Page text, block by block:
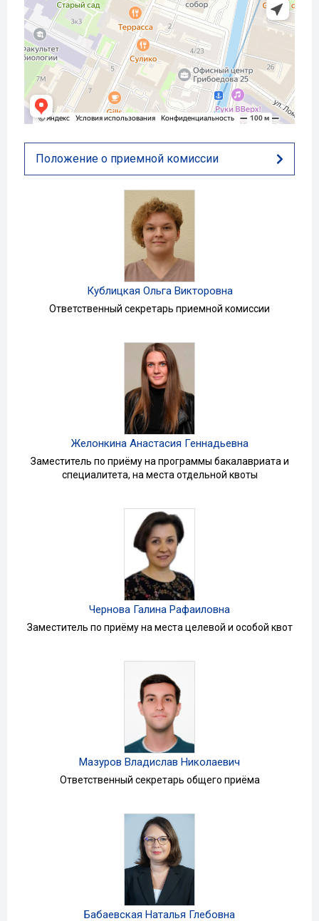
Кублицкая Ольга Викторовна
Ответственный секретарь приемной комиссии
Желонкина Анастасия Геннадьевна
Заместитель по приёму на программы бакалавриата и
специалитета, на места отдельной квоты
Чернова Галина Рафаиловна
Заместитель по приёму на места целевой и особой квот
Мазуров Владислав Николаевич
Ответственный секретарь общего приёма
Бабаевская Наталья Глебовна
Положение о приемной комиссии